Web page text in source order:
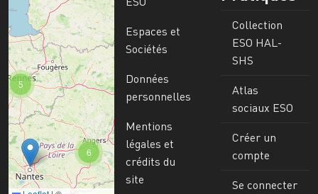
6
5
Espaces et
Sociétés
Données
personnelles
Mentions
légales et
crédits du
site
Collection
ESO HAL-
SHS
Atlas
sociaux ESO
Créer un
compte
Se connecter